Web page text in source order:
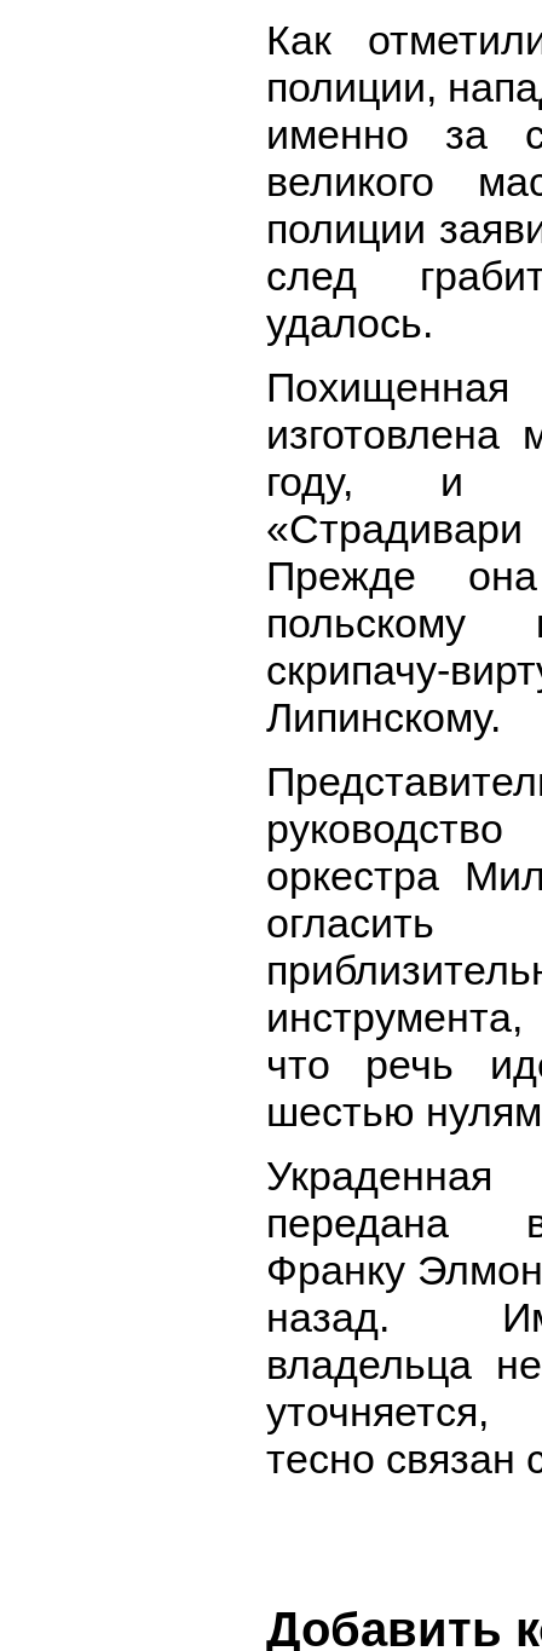
Как
полиции,
именно за
великого
полиции
след
удалось.
году, и
Прежде
польскому
скрипачу-
Липинскому.
оркестра
что речь
шестью
передана
Франку
назад.
владельца
тесно связан
Добавить